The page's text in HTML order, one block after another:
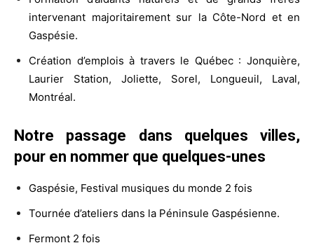
intervenant majoritairement sur la Côte-Nord et en
Gaspésie.
Création d’emplois à travers le Québec : Jonquière,
Laurier Station, Joliette, Sorel, Longueuil, Laval,
Montréal.
Notre passage dans quelques villes,
pour en nommer que quelques-unes
Gaspésie, Festival musiques du monde 2 fois
Tournée d’ateliers dans la Péninsule Gaspésienne.
Fermont 2 fois